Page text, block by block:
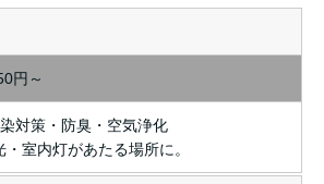
円～
対策・防臭・空気浄化
室内灯があたる場所に。